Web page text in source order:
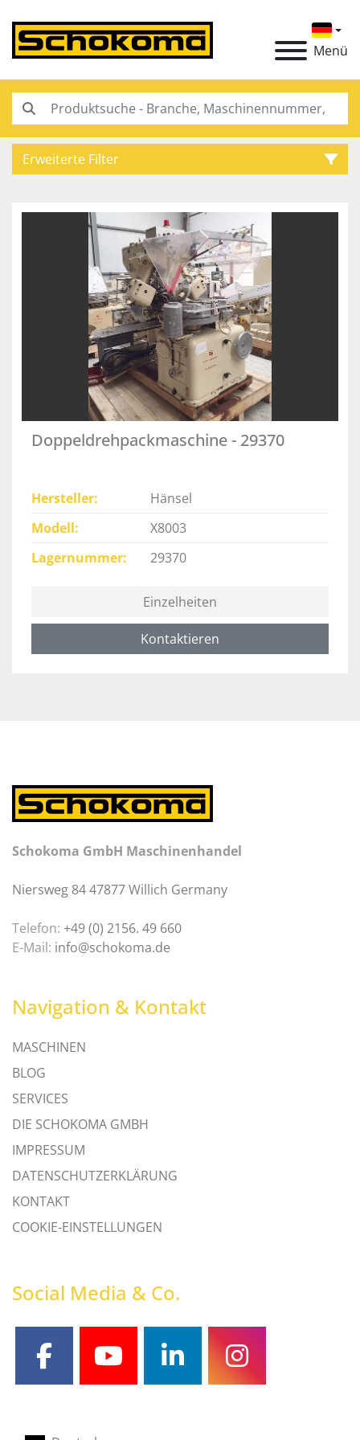
Menü
Erweiterte Filter
Doppeldrehpackmaschine - 29370
Hersteller
Hänsel
Modell
X8003
Lagernummer
29370
Einzelheiten
Kontaktieren
Schokoma GmbH Maschinenhandel
Niersweg 84 47877 Willich Germany
Telefon: +49 (0) 2156. 49 660
E-Mail: info@schokoma.de
Navigation & Kontakt
MASCHINEN
BLOG
SERVICES
DIE SCHOKOMA GMBH
IMPRESSUM
DATENSCHUTZERKLÄRUNG
KONTAKT
COOKIE-EINSTELLUNGEN
Social Media & Co.
facebookyoutubelinkedininstagram